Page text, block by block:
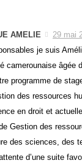
AMELIE
29 mai
je suis
camerounaise âgée
programme de
des ressources
en droit et
Gestion des
des sciences, des
d’une suite